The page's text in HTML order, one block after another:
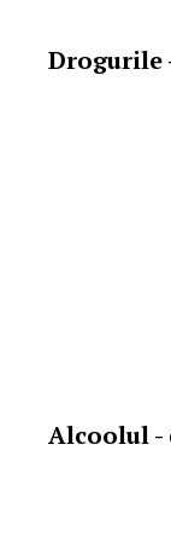
Drogurile
Alcoolul -